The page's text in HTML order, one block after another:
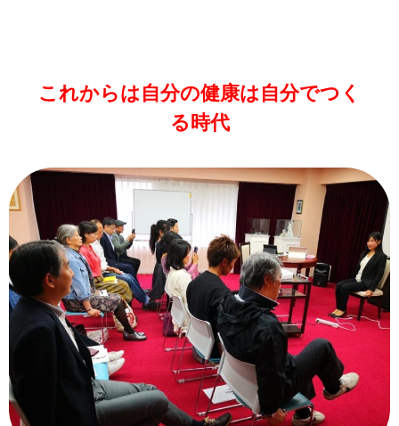
これからは自分の健康は自分でつく
る時代